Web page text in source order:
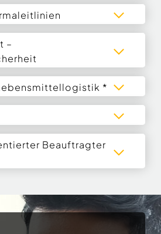
–
*
Beauftragter